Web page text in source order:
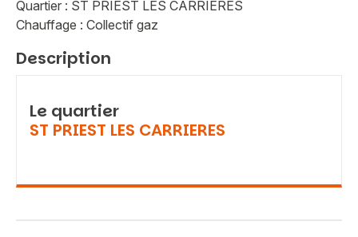
Quartier : ST PRIEST LES CARRIERES
Chauffage : Collectif gaz
Description
Le quartier
ST PRIEST LES CARRIERES